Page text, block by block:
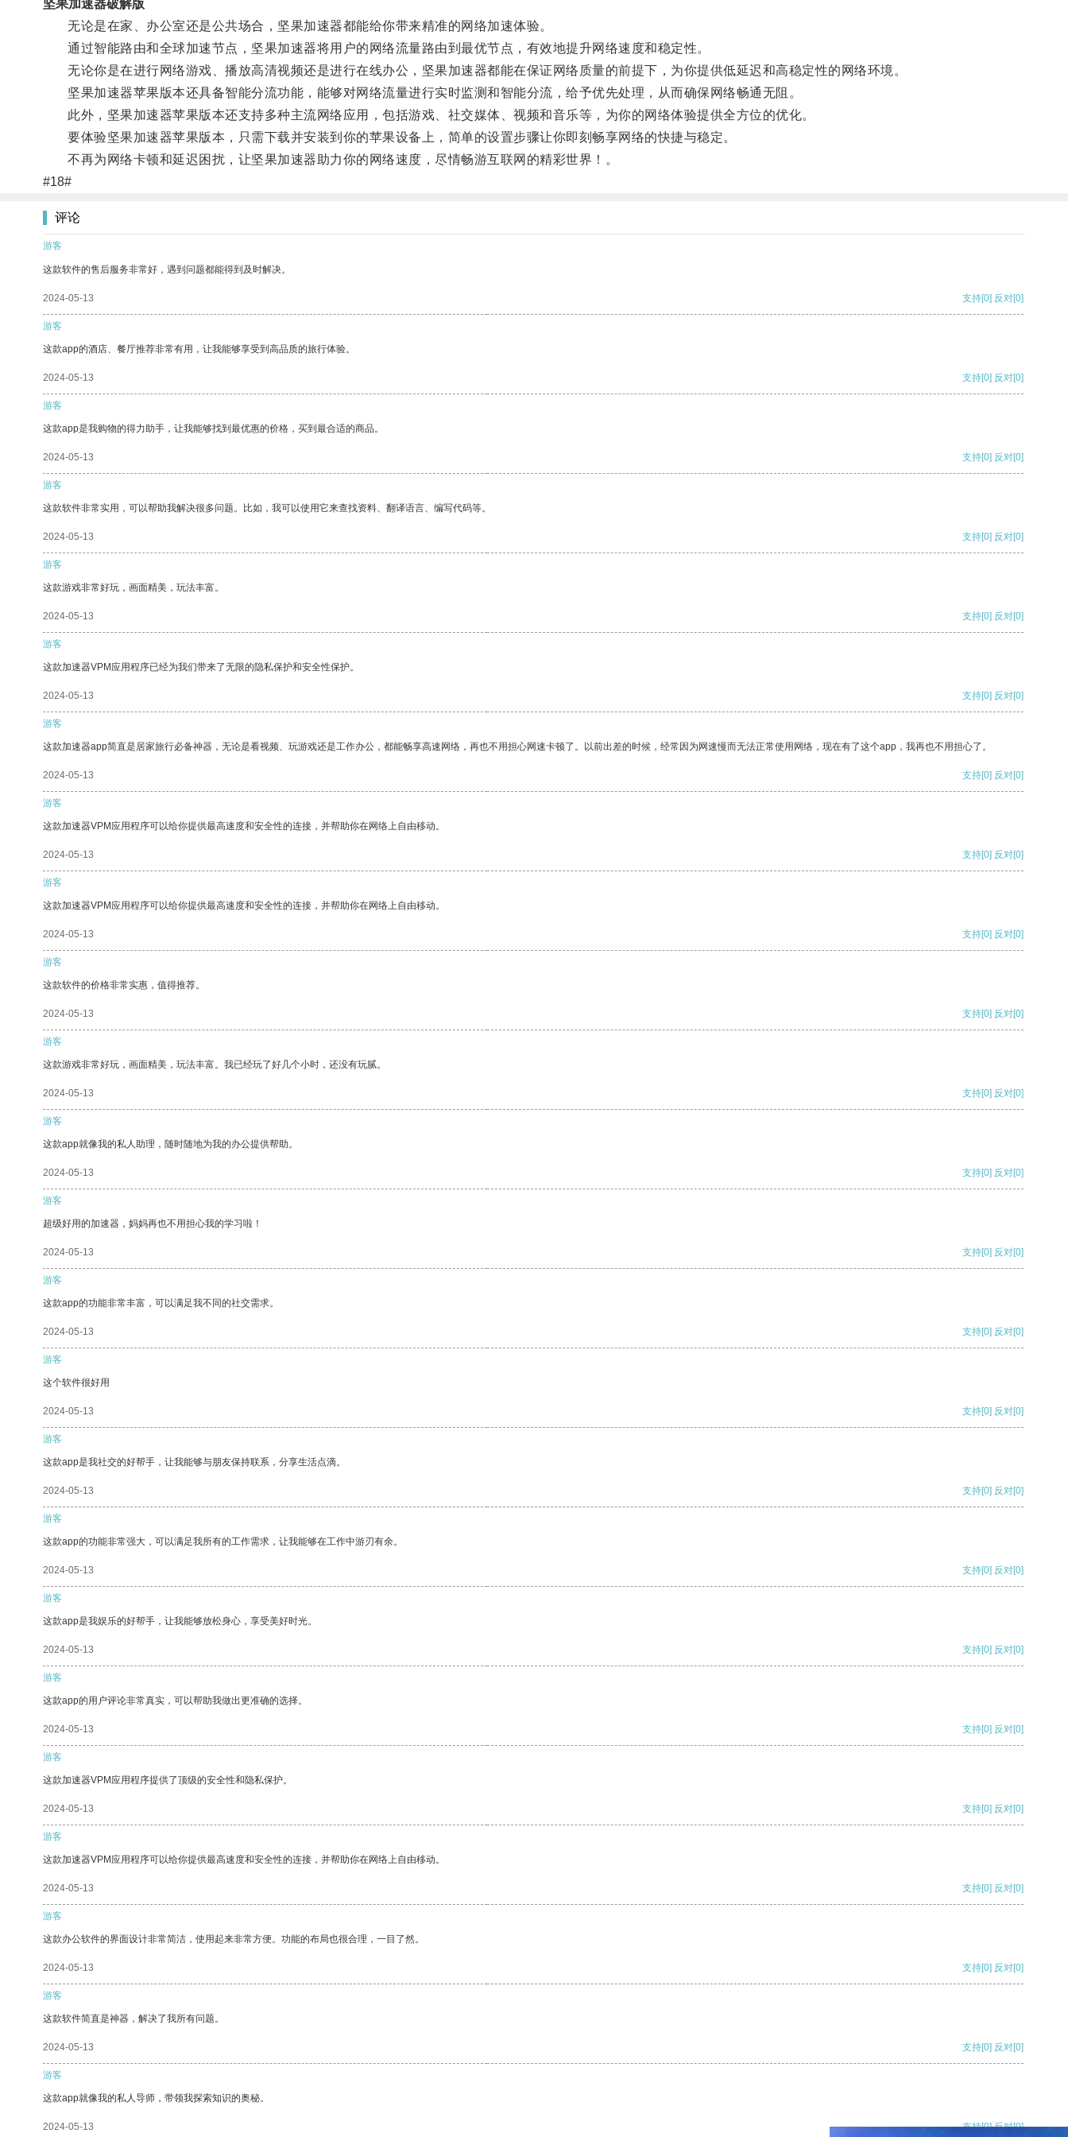
坚果加速器破解版
无论是在家、办公室还是公共场合，坚果加速器都能给你带来精准的网络加速体验。
通过智能路由和全球加速节点，坚果加速器将用户的网络流量路由到最优节点，有效地提升网络速度和稳定性。
无论你是在进行网络游戏、播放高清视频还是进行在线办公，坚果加速器都能在保证网络质量的前提下，为你提供低延迟和高稳定性的网络环境。
坚果加速器苹果版本还具备智能分流功能，能够对网络流量进行实时监测和智能分流，给予优先处理，从而确保网络畅通无阻。
此外，坚果加速器苹果版本还支持多种主流网络应用，包括游戏、社交媒体、视频和音乐等，为你的网络体验提供全方位的优化。
要体验坚果加速器苹果版本，只需下载并安装到你的苹果设备上，简单的设置步骤让你即刻畅享网络的快捷与稳定。
不再为网络卡顿和延迟困扰，让坚果加速器助力你的网络速度，尽情畅游互联网的精彩世界！。
#18#
评论
游客
这款软件的售后服务非常好，遇到问题都能得到及时解决。
2024-05-13 支持[0] 反对[0]
游客
这款app的酒店、餐厅推荐非常有用，让我能够享受到高品质的旅行体验。
2024-05-13 支持[0] 反对[0]
游客
这款app是我购物的得力助手，让我能够找到最优惠的价格，买到最合适的商品。
2024-05-13 支持[0] 反对[0]
游客
这款软件非常实用，可以帮助我解决很多问题。比如，我可以使用它来查找资料、翻译语言、编写代码等。
2024-05-13 支持[0] 反对[0]
游客
这款游戏非常好玩，画面精美，玩法丰富。
2024-05-13 支持[0] 反对[0]
游客
这款加速器VPM应用程序已经为我们带来了无限的隐私保护和安全性保护。
2024-05-13 支持[0] 反对[0]
游客
这款加速器app简直是居家旅行必备神器，无论是看视频、玩游戏还是工作办公，都能畅享高速网络，再也不用担心网速卡顿了。以前出差的时候，经常因为网速慢而无法正常使用网络，现在有了这个app，我再也不用担心了。
2024-05-13 支持[0] 反对[0]
游客
这款加速器VPM应用程序可以给你提供最高速度和安全性的连接，并帮助你在网络上自由移动。
2024-05-13 支持[0] 反对[0]
游客
这款加速器VPM应用程序可以给你提供最高速度和安全性的连接，并帮助你在网络上自由移动。
2024-05-13 支持[0] 反对[0]
游客
这款软件的价格非常实惠，值得推荐。
2024-05-13 支持[0] 反对[0]
游客
这款游戏非常好玩，画面精美，玩法丰富。我已经玩了好几个小时，还没有玩腻。
2024-05-13 支持[0] 反对[0]
游客
这款app就像我的私人助理，随时随地为我的办公提供帮助。
2024-05-13 支持[0] 反对[0]
游客
超级好用的加速器，妈妈再也不用担心我的学习啦！
2024-05-13 支持[0] 反对[0]
游客
这款app的功能非常丰富，可以满足我不同的社交需求。
2024-05-13 支持[0] 反对[0]
游客
这个软件很好用
2024-05-13 支持[0] 反对[0]
游客
这款app是我社交的好帮手，让我能够与朋友保持联系，分享生活点滴。
2024-05-13 支持[0] 反对[0]
游客
这款app的功能非常强大，可以满足我所有的工作需求，让我能够在工作中游刃有余。
2024-05-13 支持[0] 反对[0]
游客
这款app是我娱乐的好帮手，让我能够放松身心，享受美好时光。
2024-05-13 支持[0] 反对[0]
游客
这款app的用户评论非常真实，可以帮助我做出更准确的选择。
2024-05-13 支持[0] 反对[0]
游客
这款加速器VPM应用程序提供了顶级的安全性和隐私保护。
2024-05-13 支持[0] 反对[0]
游客
这款加速器VPM应用程序可以给你提供最高速度和安全性的连接，并帮助你在网络上自由移动。
2024-05-13 支持[0] 反对[0]
游客
这款办公软件的界面设计非常简洁，使用起来非常方便。功能的布局也很合理，一目了然。
2024-05-13 支持[0] 反对[0]
游客
这款软件简直是神器，解决了我所有问题。
2024-05-13 支持[0] 反对[0]
游客
这款app就像我的私人导师，带领我探索知识的奥秘。
2024-05-13 支持[0] 反对[0]